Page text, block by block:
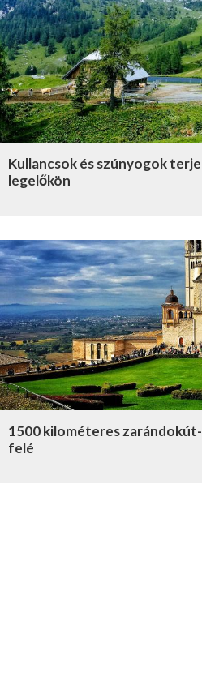
Kullancsok és szúnyogok
legelőkön
1500 kilométeres
felé